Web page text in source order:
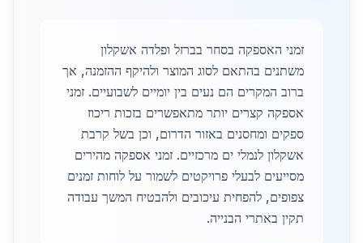
זמני האספקה בסחר בברזל ופלדה אשקלון
משתנים בהתאם לסוג המוצר ולהיקף ההזמנה, אך
ברוב המקרים הם נעים בין יומיים לשבועיים. זמני
אספקה קצרים יותר מתאפשרים בזכות ריכוז
ספקים ומחסנים באזור הדרום, וכן בשל קרבת
אשקלון לנמלי ים מרכזיים. זמני אספקה מהירים
מסייעים לבעלי פרויקטים לשמור על לוחות זמנים
צפופים, להפחית עיכובים ולהבטיח המשך עבודה
תקין באתרי הבנייה.